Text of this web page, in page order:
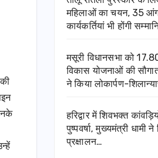
महिलाओं का चयन, 35
कार्यकर्तियां भी होंगी
मसूरी विधानसभा को
विकास योजनाओं की
ने किया लोकार्पण-
हरिद्वार में शिवभक्त
पुष्पवर्षा, मुख्यमंत्री धामी
प्रक्षालन…